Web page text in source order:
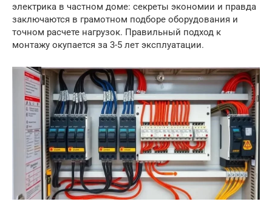
электрика в частном доме: секреты экономии и правда
заключаются в грамотном подборе оборудования и
точном расчете нагрузок. Правильный подход к
монтажу окупается за 3-5 лет эксплуатации.